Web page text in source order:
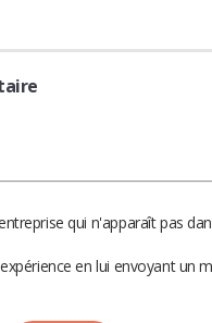
qui n'apparaît pas
en lui envoyant un